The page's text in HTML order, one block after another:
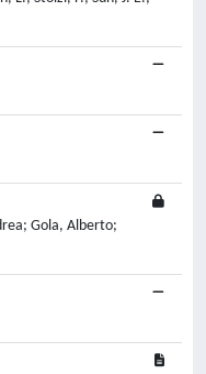
Gola, Alberto;